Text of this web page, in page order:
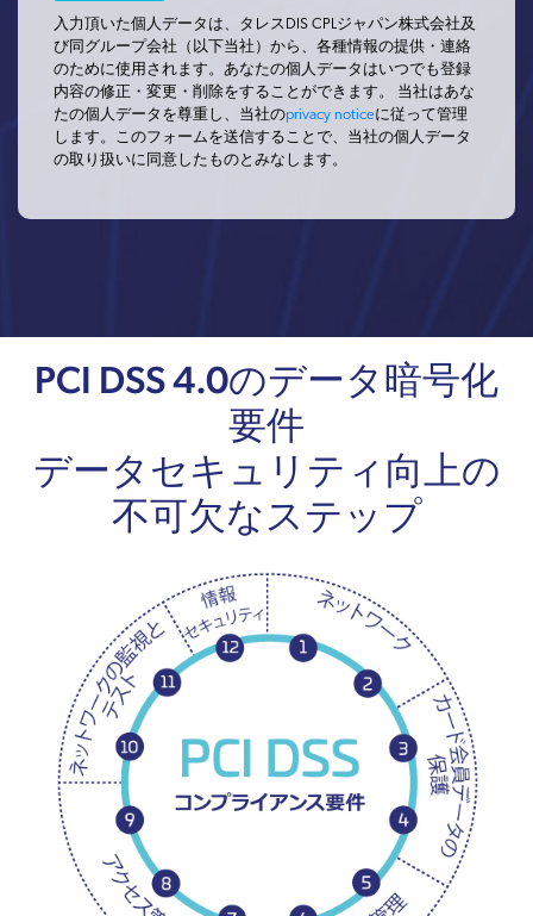
入力頂いた個人データは、タレスDIS CPLジャパン株式会社及
び同グループ会社（以下当社）から、各種情報の提供・連絡
のために使用されます。あなたの個人データはいつでも登録
内容の修正・変更・削除をすることができます。 当社はあな
たの個人データを尊重し、当社のprivacy noticeに従って管理
します。このフォームを送信することで、当社の個人データ
の取り扱いに同意したものとみなします。
PCI DSS 4.0のデータ暗号化
要件
データセキュリティ向上の
不可欠なステップ